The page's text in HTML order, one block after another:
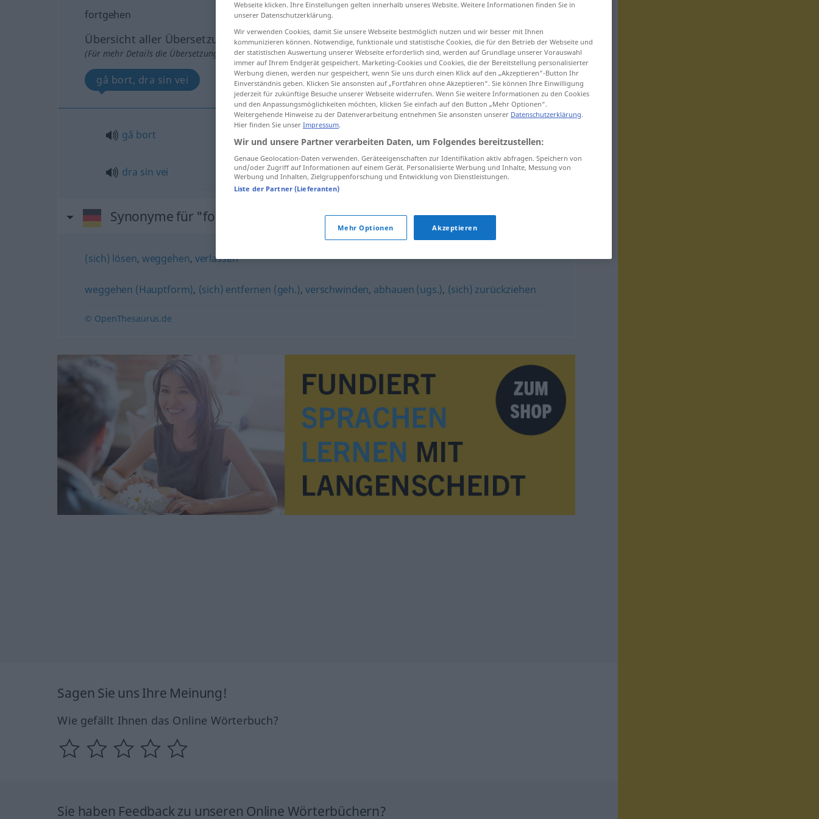
fortgehen
Übersicht aller Übersetzungen
(Für mehr Details die Übersetzung anklicken/antippen)
gå bort, dra sin vei
gå bort
dra sin vei fortgehen
Synonyme für "fortgehen"
(sich) lösen, weggehen, verlassen
weggehen (Hauptform), (sich) entfernen (geh.),verschwinden, abhauen (ugs.), (sich) zurückziehen
© OpenThesaurus.de
Sagen Sie uns Ihre Meinung!
Wie gefällt Ihnen das Online Wörterbuch?
Sie haben Feedback zu unseren Online Wörterbüchern?
Webseite klicken. Ihre Einstellungen gelten innerhalb unseres Website. Weitere Informationen finden Sie in
unserer Datenschutzerklärung.
Wir verwenden Cookies, damit Sie unsere Webseite bestmöglich nutzen und wir besser mit Ihnen
kommunizieren können. Notwendige, funktionale und statistische Cookies, die für den Betrieb der Webseite und
der statistischen Auswertung unserer Webseite erforderlich sind, werden auf Grundlage unserer Vorauswahl
immer auf Ihrem Endgerät gespeichert. Marketing-Cookies und Cookies, die der Bereitstellung personalisierter
Werbung dienen, werden nur gespeichert, wenn Sie uns durch einen Klick auf den „Akzeptieren“-Button Ihr
Einverständnis geben. Klicken Sie ansonsten auf „Fortfahren ohne Akzeptieren“. Sie können Ihre Einwilligung
jederzeit für zukünftige Besuche unserer Webseite widerrufen. Wenn Sie weitere Informationen zu den Cookies
und den Anpassungsmöglichkeiten möchten, klicken Sie einfach auf den Button „Mehr Optionen“.
Weitergehende Hinweise zu der Datenverarbeitung entnehmen Sie ansonsten unserer Datenschutzerklärung.
Hier finden Sie unser Impressum.
Wir und unsere Partner verarbeiten Daten, um Folgendes bereitzustellen:
Genaue Geolocation-Daten verwenden. Geräteeigenschaften zur Identifikation aktiv abfragen. Speichern von
und/oder Zugriff auf Informationen auf einem Gerät. Personalisierte Werbung und Inhalte, Messung von
Werbung und Inhalten, Zielgruppenforschung und Entwicklung von Dienstleistungen.
Liste der Partner (Lieferanten)
Mehr Optionen Akzeptieren